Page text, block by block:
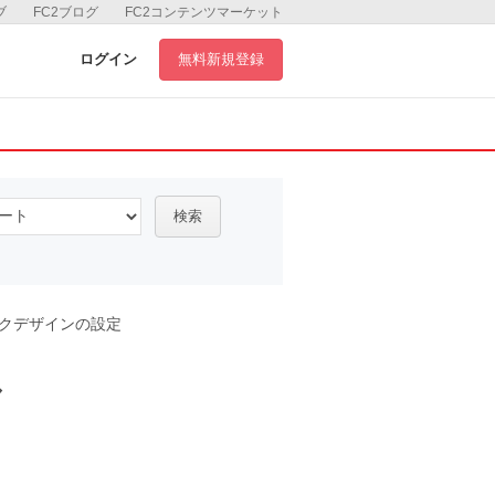
FC2コンテンツマーケット
FC2ブログ
ログイン 無料新規登録
検索
デザインの設定